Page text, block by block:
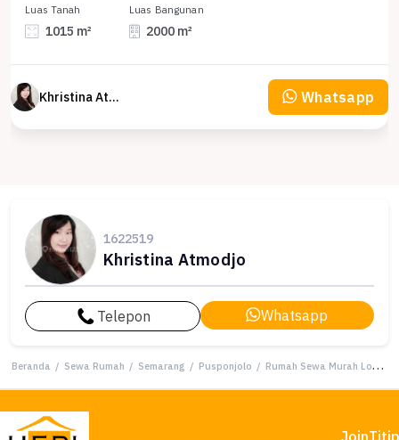
Luas Tanah
1015 m²
Luas Bangunan
2000 m²
Khristina Atmodjo Whatsapp
1622519
Khristina Atmodjo
Telepon Whatsapp
Beranda / Sewa Rumah / Semarang / Pusponjolo / Rumah Sewa Murah Lokasi Pusponjolo, Semarang, LB 400m²
Join